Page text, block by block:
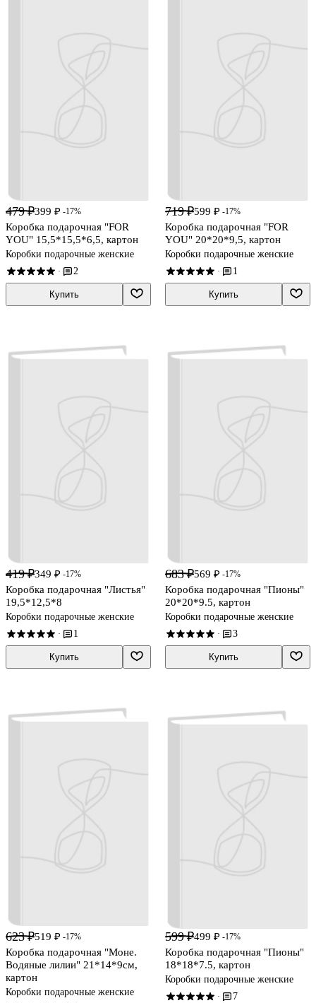
479 ₽399 ₽ -17%
Коробка подарочная "FOR
YOU" 15,5*15,5*6,5, картон
Коробки подарочные женские
· 2
Купить
719 ₽599 ₽ -17%
Коробка подарочная "FOR
YOU" 20*20*9,5, картон
Коробки подарочные женские
· 1
Купить
419 ₽349 ₽ -17%
Коробка подарочная "Листья"
19,5*12,5*8
Коробки подарочные женские
· 1
Купить
683 ₽569 ₽ -17%
Коробка подарочная "Пионы"
20*20*9.5, картон
Коробки подарочные женские
· 3
Купить
623 ₽519 ₽ -17%
Коробка подарочная "Моне.
Водяные лилии" 21*14*9см,
картон
Коробки подарочные женские
599 ₽499 ₽ -17%
Коробка подарочная "Пионы"
18*18*7.5, картон
Коробки подарочные женские
· 7